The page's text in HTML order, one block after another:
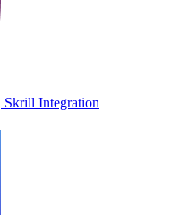
Skrill Integration